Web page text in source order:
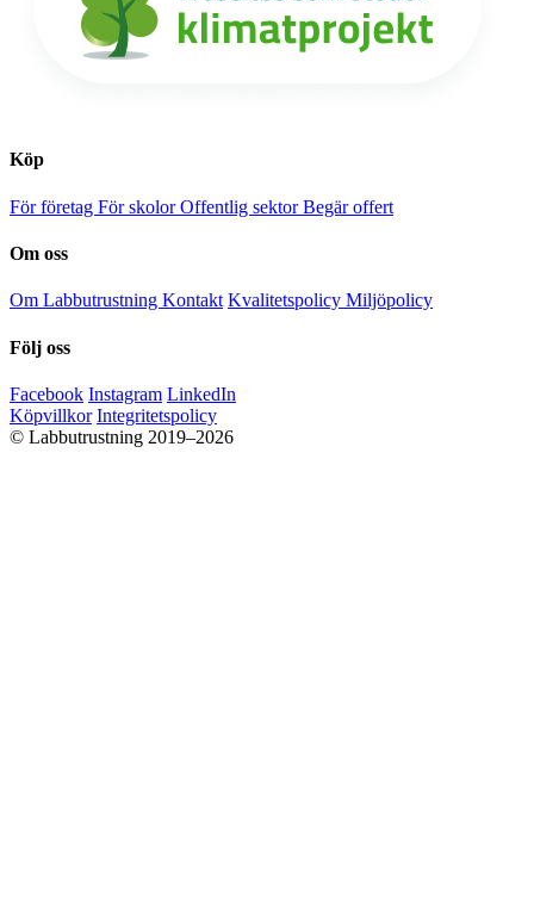
Köp
För företag För skolorOffentlig sektorBegär offert
Om oss
Om Labbutrustning Kontakt Kvalitetspolicy Miljöpolicy
Följ oss
Facebook Instagram LinkedIn
Köpvillkor Integritetspolicy
© Labbutrustning 2019–2026